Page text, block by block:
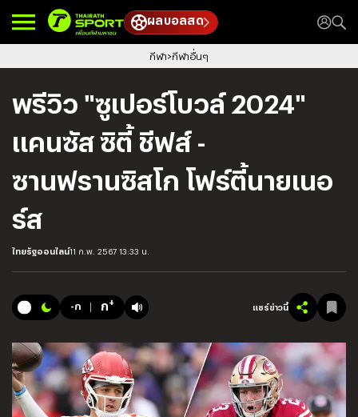
ผลบอลสด
กีฬา กีฬาอื่นๆ
พรีวิว "ซูเปอร์โบวล์ 2024"
แคนซัส ซิตี้ ชีฟส์ -
ซานฟรานซิสโก โฟร์ตี้นายเนอ
ร์ส
ไทยรัฐออนไลน์11 ก.พ. 2567 13:33 น.
-ก ก+ แชร์ข่าวนี้